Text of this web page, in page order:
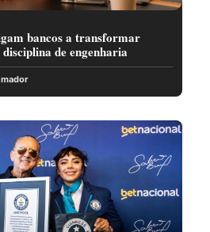
bancos a transformar
de engenharia